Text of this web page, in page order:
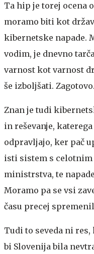
Ta hip je torej ocena
moramo biti kot
kibernetske napade.
vodim, je dnevno
varnost kot varnost
še izboljšati. Zagotovo.
Znan je tudi
in reševanje,
odpravljajo, ker pač
isti sistem s
ministrstva, te
Moramo pa se vsi
času precej
Tudi to seveda ni
bi Slovenija bila